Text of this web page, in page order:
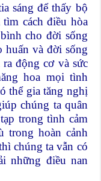
sáng để thấy bộ
cách điều hòa
cho đời sống
huấn và đời sống
động cơ và sức
hoa mọi tình
thể gia tăng nghị
chúng ta quân
trong tình cảm
trong hoàn cảnh
chúng ta vẫn có
những điều nan